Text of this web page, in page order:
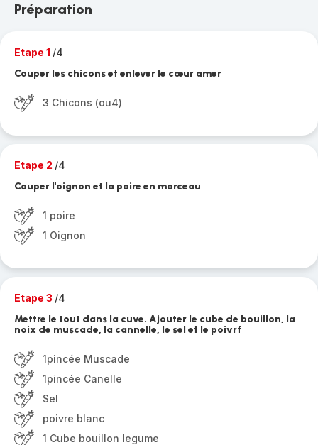
Préparation
Etape 1 /4
Couper les chicons et enlever le cœur amer
3 Chicons (ou4)
Etape 2 /4
Couper l'oignon et la poire en morceau
1 poire
1 Oignon
Etape 3 /4
Mettre le tout dans la cuve. Ajouter le cube de bouillon, la
noix de muscade, la cannelle, le sel et le poivrf
1pincée Muscade
1pincée Canelle
Sel
poivre blanc
1 Cube bouillon legume